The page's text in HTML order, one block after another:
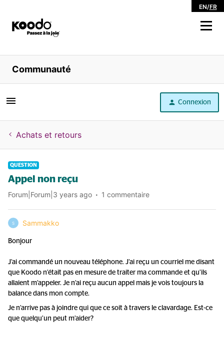
EN/FR
Magasiner
Libre service
Aide
Communauté
Connexion
Achats et retours
QUESTION
Appel non reçu
Forum|Forum|3 years ago 1 commentaire
S Sammakko
Bonjour
J’ai commandé un nouveau téléphone. J’ai reçu un courriel me disant
que Koodo n’était pas en mesure de traiter ma commande et qu’ils
allaient m’appeler. Je n’ai reçu aucun appel mais je vois toujours la
balance dans mon compte.
Je n’arrive pas à joindre qui que ce soit à travers le clavardage. Est-ce
que quelqu’un peut m’aider?